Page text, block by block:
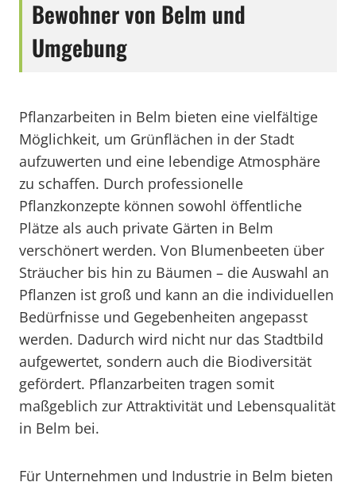
Bewohner von Belm und
Umgebung
Pflanzarbeiten in Belm bieten eine vielfältige
Möglichkeit, um Grünflächen in der Stadt
aufzuwerten und eine lebendige Atmosphäre
zu schaffen. Durch professionelle
Pflanzkonzepte können sowohl öffentliche
Plätze als auch private Gärten in Belm
verschönert werden. Von Blumenbeeten über
Sträucher bis hin zu Bäumen – die Auswahl an
Pflanzen ist groß und kann an die individuellen
Bedürfnisse und Gegebenheiten angepasst
werden. Dadurch wird nicht nur das Stadtbild
aufgewertet, sondern auch die Biodiversität
gefördert. Pflanzarbeiten tragen somit
maßgeblich zur Attraktivität und Lebensqualität
in Belm bei.
Für Unternehmen und Industrie in Belm bieten